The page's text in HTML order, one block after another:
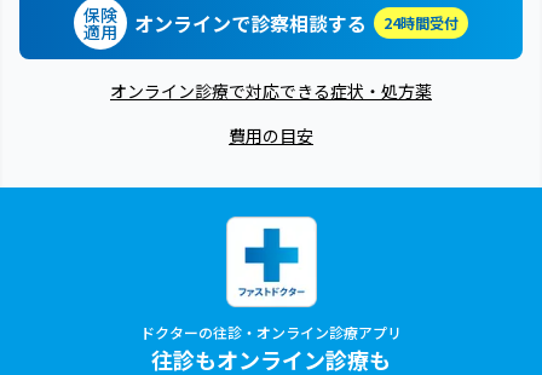
保険
適用 オンラインで診察相談する 24時間受付
オンライン診療で対応できる症状・処方薬
費用の目安
ドクターの往診・オンライン診療アプリ
往診もオンライン診療も